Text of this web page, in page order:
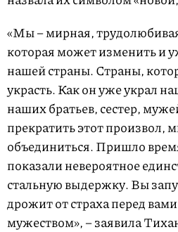
«Мы – мирная,
которая может изменить и
нашей страны. Страны,
украсть. Как он уже украл
наших братьев, сестер,
прекратить этот произвол,
объединиться. Пришло
показали невероятное
стальную выдержку. Вы
дрожит от страха перед
мужеством», – заявила